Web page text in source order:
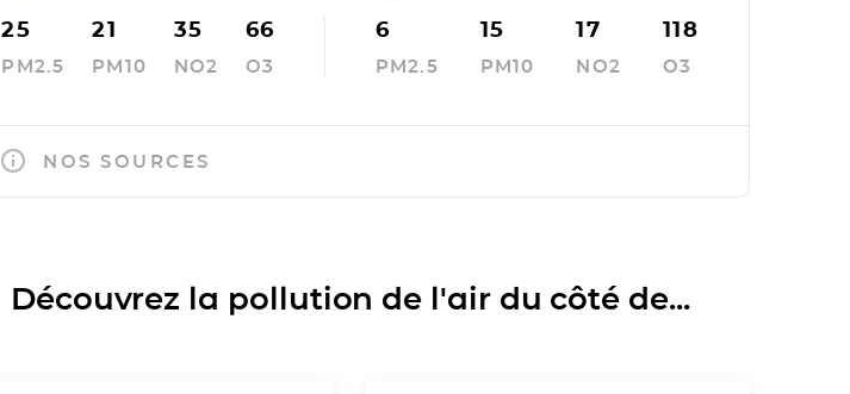
25
PM2.5
21
PM10
35
NO2
66
O3
6
PM2.5
15
PM10
17
NO2
118
O3
NOS SOURCES
Découvrez la pollution de l'air du côté de...